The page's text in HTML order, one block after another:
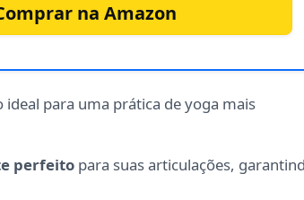
na Amazon
ideal para uma prática de yoga mais
perfeito para suas articulações,